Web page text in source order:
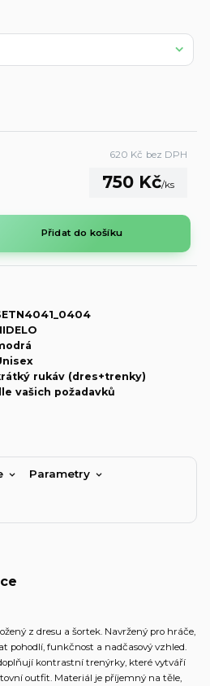
750 Kč/ks
620 Kč bez DPH
Přidat do košíku
rukáv (dres+trenky)
vašich požadavků
Parametry
z dresu a šortek. Navržený pro hráče,
pohodlí, funkčnost a nadčasový vzhled.
kontrastní trenýrky, které vytváří
outfit. Materiál je příjemný na těle,